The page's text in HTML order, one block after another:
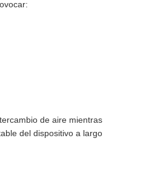
de aire mientras
del dispositivo a largo